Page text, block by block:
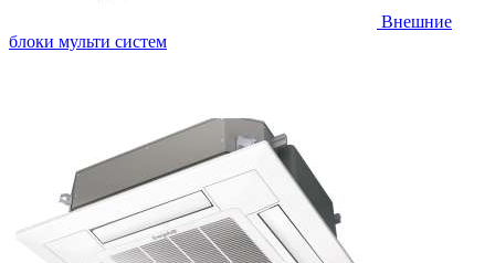
Внешние
блоки мульти систем